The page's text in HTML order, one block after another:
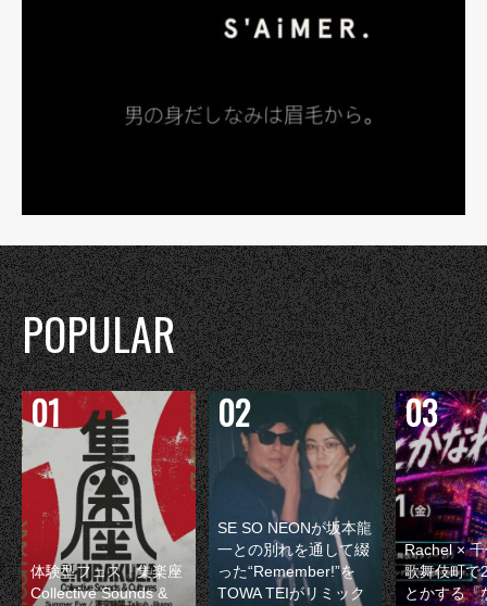
POPULAR
体験型フェス『集楽座
Collective Sounds &
SE SO NEONが坂本龍
一との別れを通して綴
った“Remember!”を
TOWA TEIがリミック
Rachel ×
歌舞伎町で
とかする『